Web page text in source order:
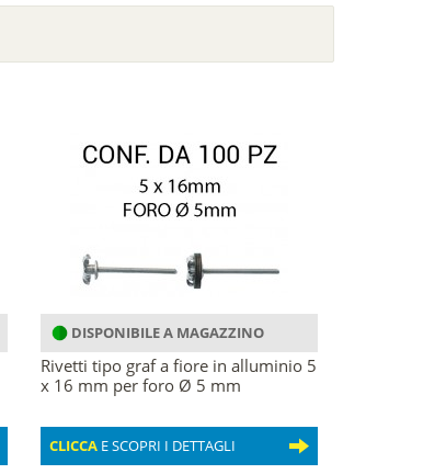
DISPONIBILE A MAGAZZINO
Rivetti tipo graf a fiore in alluminio 5
x 16 mm per foro Ø 5 mm
CLICCA E SCOPRI I DETTAGLI